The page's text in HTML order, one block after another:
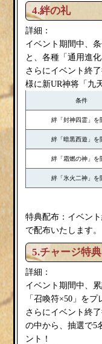
4.絆の礼
詳細：
イベント期間中、
と、各種「通用進
さらにイベント終
様に新UR神将「九
条件
絆「封神四霊」を
絆「暗黒西遊」を
絆「霜燃の神」を
絆「氷火二神」を
特典配布：イベン
で配布いたします。
5.チャージ特典
詳細：
イベント期間中、
「召喚符×50」をプ
さらにイベント終
の中から、抽選で5
ント！